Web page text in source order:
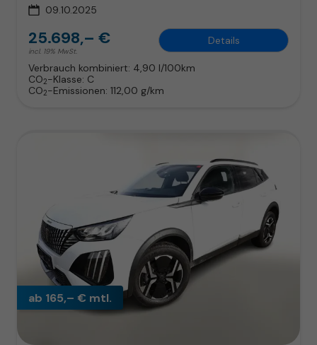
09.10.2025
25.698,– €
incl. 19% MwSt.
Details
Verbrauch kombiniert: 4,90 l/100km
CO2-Klasse: C
CO2-Emissionen: 112,00 g/km
ab 165,– € mtl.